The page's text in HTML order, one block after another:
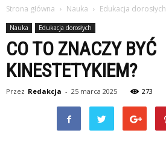
Strona główna Nauka Edukacja dorosłych
Nauka Edukacja dorosłych
CO TO ZNACZY BYĆ
KINESTETYKIEM?
Przez Redakcja - 25 marca 2025 273